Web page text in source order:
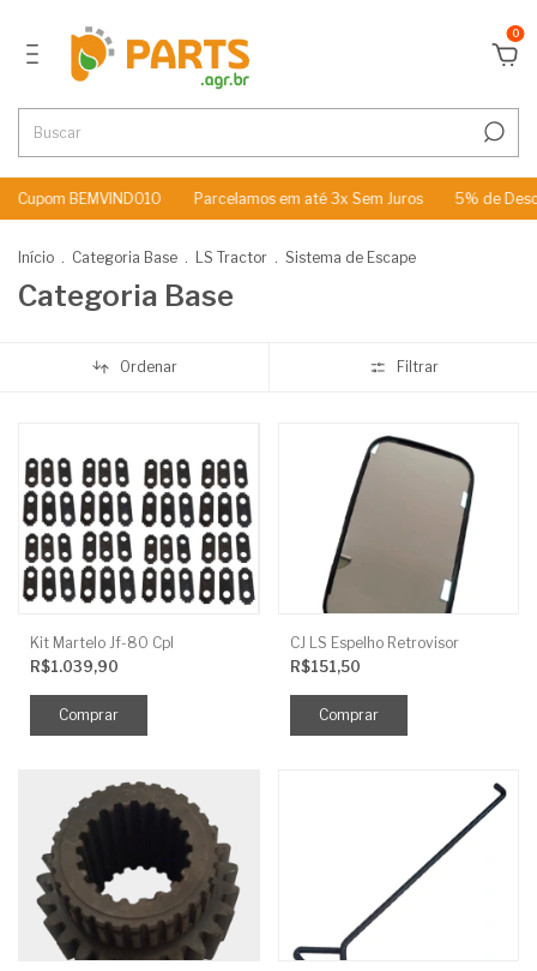
0
BEMVINDO10 Parcelamos em até 3x Sem Juros 5% de Desconto
Início . Categoria Base . LS Tractor . Sistema de Escape
Categoria Base
Ordenar Filtrar
Kit Martelo Jf-80 Cpl
R$1.039,90
CJ LS Espelho Retrovisor
R$151,50